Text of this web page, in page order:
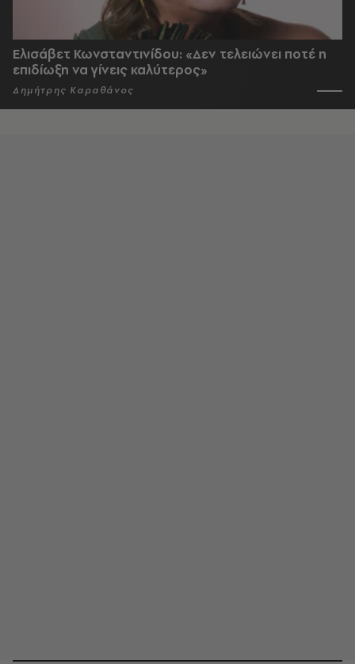
Ελισάβετ Κωνσταντινίδου: «Δεν τελειώνει ποτέ η
επιδίωξη να γίνεις καλύτερος»
Δημήτρης Καραθάνος